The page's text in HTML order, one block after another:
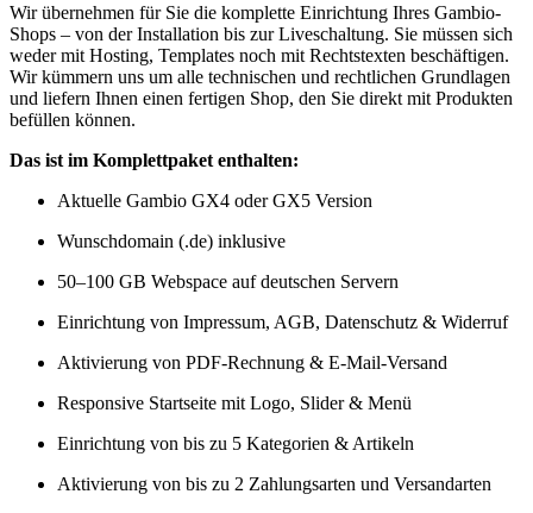
Wir übernehmen für Sie die komplette Einrichtung Ihres Gambio-
Shops – von der Installation bis zur Liveschaltung. Sie müssen sich
weder mit Hosting, Templates noch mit Rechtstexten beschäftigen.
Wir kümmern uns um alle technischen und rechtlichen Grundlagen
und liefern Ihnen einen fertigen Shop, den Sie direkt mit Produkten
befüllen können.
Das ist im Komplettpaket enthalten:
Aktuelle Gambio GX4 oder GX5 Version
Wunschdomain (.de) inklusive
50–100 GB Webspace auf deutschen Servern
Einrichtung von Impressum, AGB, Datenschutz & Widerruf
Aktivierung von PDF-Rechnung & E-Mail-Versand
Responsive Startseite mit Logo, Slider & Menü
Einrichtung von bis zu 5 Kategorien & Artikeln
Aktivierung von bis zu 2 Zahlungsarten und Versandarten